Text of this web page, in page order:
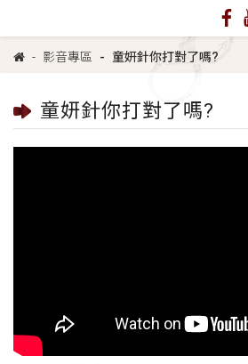
影音專區 童妍針你打對了嗎?
童妍針你打對了嗎?